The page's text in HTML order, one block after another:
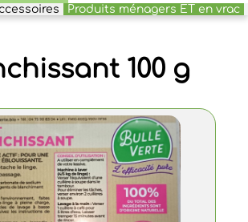
Produits ménagers ET en vrac
100 g